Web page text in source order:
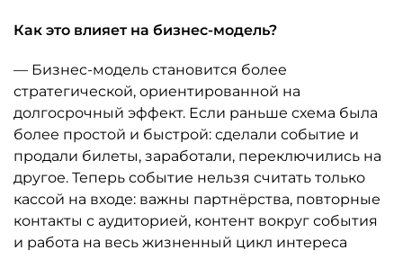
Как это влияет на бизнес-модель?
— Бизнес-модель становится более
стратегической, ориентированной на
долгосрочный эффект. Если раньше схема была
более простой и быстрой: сделали событие и
продали билеты, заработали, переключились на
другое. Теперь событие нельзя считать только
кассой на входе: важны партнёрства, повторные
контакты с аудиторией, контент вокруг события
и работа на весь жизненный цикл интереса